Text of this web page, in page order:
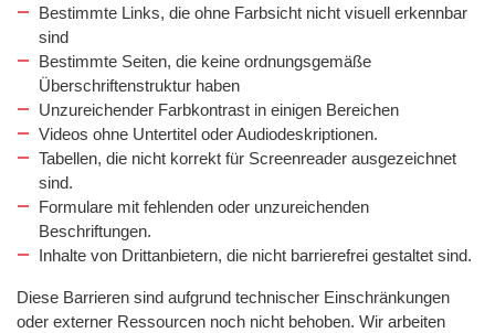
Bestimmte Links, die ohne Farbsicht nicht visuell erkennbar
sind
Bestimmte Seiten, die keine ordnungsgemäße
Überschriftenstruktur haben
Unzureichender Farbkontrast in einigen Bereichen
Videos ohne Untertitel oder Audiodeskriptionen.
Tabellen, die nicht korrekt für Screenreader ausgezeichnet
sind.
Formulare mit fehlenden oder unzureichenden
Beschriftungen.
Inhalte von Drittanbietern, die nicht barrierefrei gestaltet sind.
Diese Barrieren sind aufgrund technischer Einschränkungen
oder externer Ressourcen noch nicht behoben. Wir arbeiten